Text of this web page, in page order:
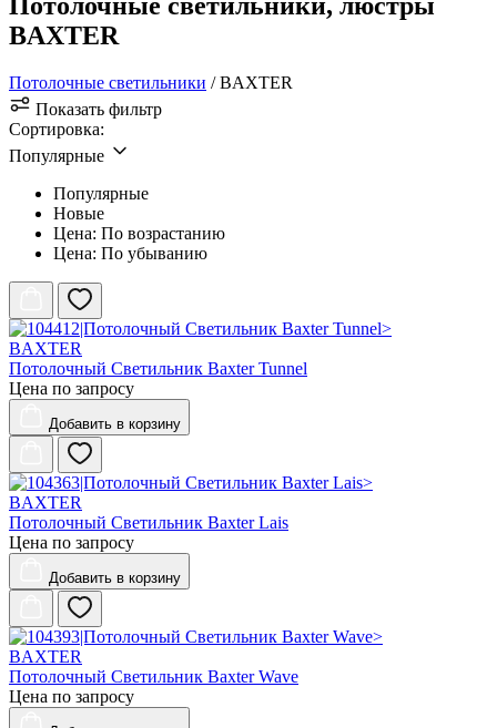
BAXTER
Потолочные светильники / BAXTER
Показать фильтр
Сортировка:
Популярные
Популярные
Новые
Цена: По возрастанию
Цена: По убыванию
BAXTER
Потолочный Светильник Baxter Tunnel
Цена по запросу
Добавить в корзину
BAXTER
Потолочный Светильник Baxter Lais
Цена по запросу
Добавить в корзину
BAXTER
Потолочный Светильник Baxter Wave
Цена по запросу